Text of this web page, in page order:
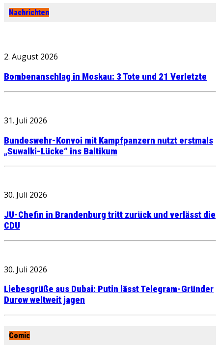
Nachrichten
2. August 2026
Bombenanschlag in Moskau: 3 Tote und 21 Verletzte
31. Juli 2026
Bundeswehr-Konvoi mit Kampfpanzern nutzt erstmals
„Suwalki-Lücke“ ins Baltikum
30. Juli 2026
JU-Chefin in Brandenburg tritt zurück und verlässt die
CDU
30. Juli 2026
Liebesgrüße aus Dubai: Putin lässt Telegram-Gründer
Durow weltweit jagen
Comic